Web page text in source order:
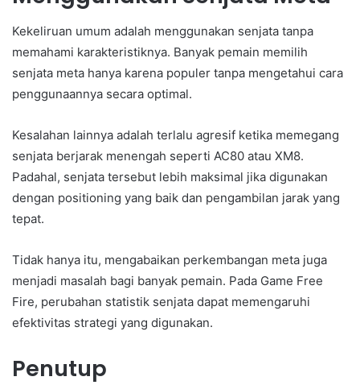
Kekeliruan umum adalah menggunakan senjata tanpa
memahami karakteristiknya. Banyak pemain memilih
senjata meta hanya karena populer tanpa mengetahui cara
penggunaannya secara optimal.
Kesalahan lainnya adalah terlalu agresif ketika memegang
senjata berjarak menengah seperti AC80 atau XM8.
Padahal, senjata tersebut lebih maksimal jika digunakan
dengan positioning yang baik dan pengambilan jarak yang
tepat.
Tidak hanya itu, mengabaikan perkembangan meta juga
menjadi masalah bagi banyak pemain. Pada Game Free
Fire, perubahan statistik senjata dapat memengaruhi
efektivitas strategi yang digunakan.
Penutup